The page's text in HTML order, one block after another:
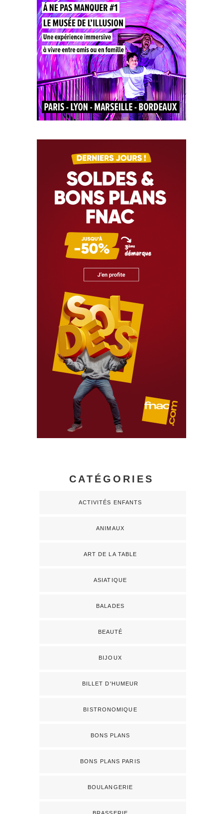
CATÉGORIES
ACTIVITÉS ENFANTS
ANIMAUX
ART DE LA TABLE
ASIATIQUE
BALADES
BEAUTÉ
BIJOUX
BILLET D'HUMEUR
BISTRONOMIQUE
BONS PLANS
BONS PLANS PARIS
BOULANGERIE